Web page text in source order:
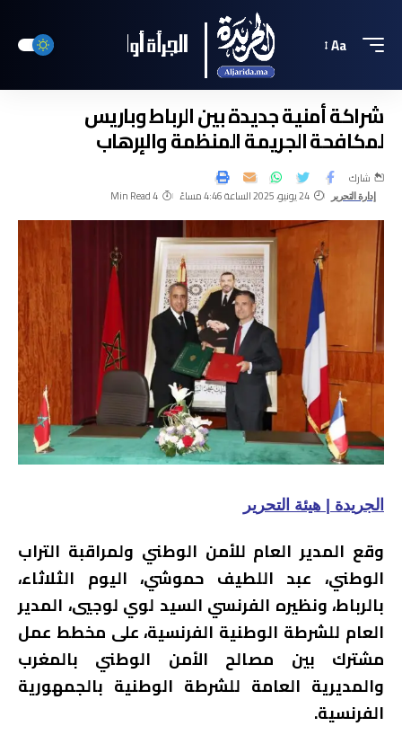
Aa
شراكة أمنية جديدة بين الرباط وباريس
لمكافحة الجريمة المنظمة والإرهاب
إدارة التحرير 24 يونيو، 2025 الساعة 4:46 مساءً 4 Min Read
شارك
الجريدة | هيئة التحرير
وقع المدير العام للأمن الوطني ولمراقبة التراب
الوطني، عبد اللطيف حموشي، اليوم الثلاثاء،
بالرباط، ونظيره الفرنسي السيد لوي لوجيي، المدير
العام للشرطة الوطنية الفرنسية، على مخطط عمل
مشترك بين مصالح الأمن الوطني بالمغرب
والمديرية العامة للشرطة الوطنية بالجمهورية
الفرنسية.